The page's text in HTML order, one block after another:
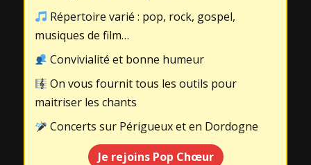
Répertoire varié : pop, rock, gospel,
musiques de film…
Convivialité et bonne humeur
On vous fournit tous les outils pour
maitriser les chants
Concerts sur Périgueux et en Dordogne
Je rejoins Pop Chœur